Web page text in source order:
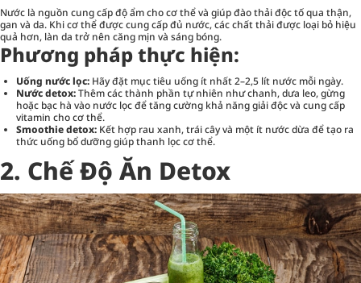
Nước là nguồn cung cấp độ ẩm cho cơ thể và giúp đào thải độc tố qua thận,
gan và da. Khi cơ thể được cung cấp đủ nước, các chất thải được loại bỏ hiệu
quả hơn, làn da trở nên căng mịn và sáng bóng.
Phương pháp thực hiện:
Uống nước lọc: Hãy đặt mục tiêu uống ít nhất 2–2,5 lít nước mỗi ngày.
Nước detox:Thêm các thành phần tự nhiên như chanh, dưa leo, gừng
hoặc bạc hà vào nước lọc để tăng cường khả năng giải độc và cung cấp
vitamin cho cơ thể.
Smoothie detox: Kết hợp rau xanh, trái cây và một ít nước dừa để tạo ra
thức uống bổ dưỡng giúp thanh lọc cơ thể.
2. Chế Độ Ăn Detox